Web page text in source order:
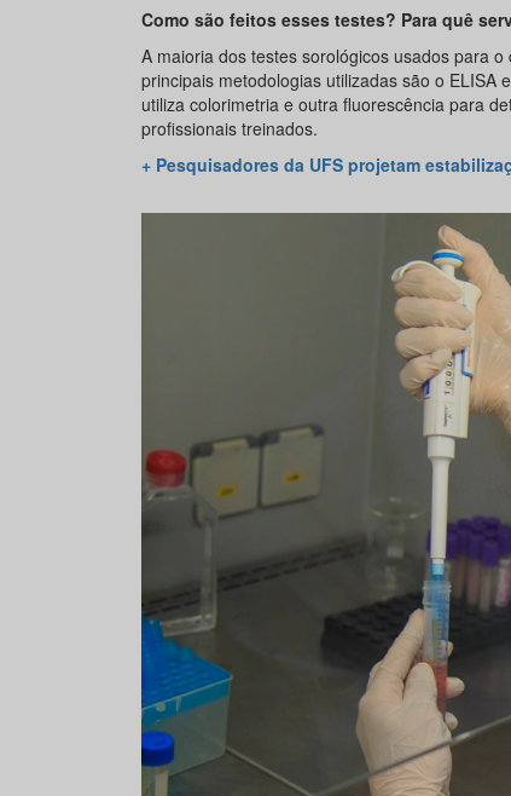
Como são feitos esses testes? Para quê
A maioria dos testes sorológicos usados para
principais metodologias utilizadas são o
utiliza colorimetria e outra fluorescência para
profissionais treinados.
+ Pesquisadores da UFS projetam